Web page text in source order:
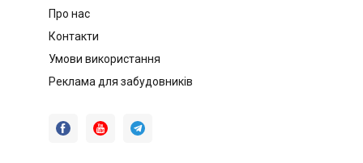
Про нас
Контакти
Умови використання
Реклама для забудовників
  